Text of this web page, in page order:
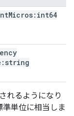
Micros:int64
れるようになり
単位に相当しま